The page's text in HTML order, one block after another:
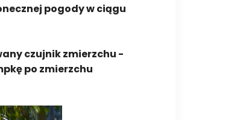
pogody w ciągu
czujnik zmierzchu -
po zmierzchu